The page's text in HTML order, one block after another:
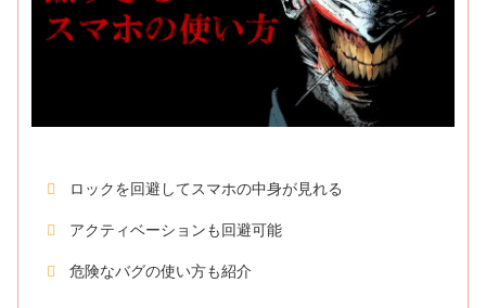
ロックを回避してスマホの中身が見れる
アクティベーションも回避可能
危険なバグの使い方も紹介